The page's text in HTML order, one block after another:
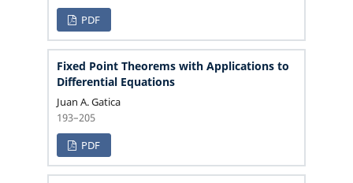
PDF
Fixed Point Theorems with Applications to
Differential Equations
Juan A. Gatica
193–205
PDF